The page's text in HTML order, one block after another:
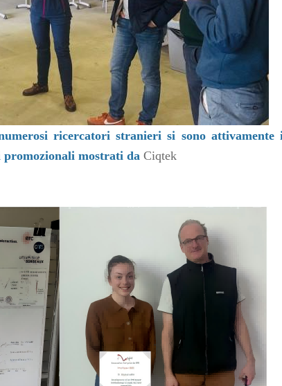
ricercatori stranieri si sono attivamente
promozionali mostrati daCiqtek